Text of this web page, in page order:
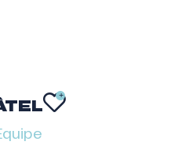
AJOUTER